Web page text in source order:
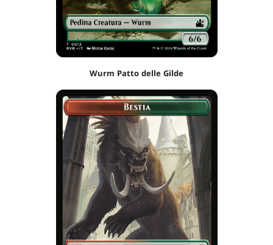
Wurm Patto delle Gilde